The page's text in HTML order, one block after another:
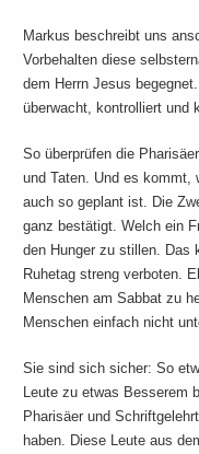
Markus beschreibt uns
Vorbehalten diese
dem Herrn Jesus
überwacht, kontrolliert und
So überprüfen die
und Taten. Und es kommt,
auch so geplant ist. Die
ganz bestätigt. Welch ein
den Hunger zu stillen. Das
Ruhetag streng verboten.
Menschen am Sabbat zu
Menschen einfach nicht
Sie sind sich sicher: So
Leute zu etwas Besserem
Pharisäer und
haben. Diese Leute aus